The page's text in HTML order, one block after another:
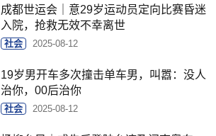
成都世运会｜意29岁运动员定向比赛昏迷
入院，抢救无效不幸离世
社会 2025-08-12
19岁男开车多次撞击单车男，叫嚣：没人
治你，00后治你
社会 2025-08-12